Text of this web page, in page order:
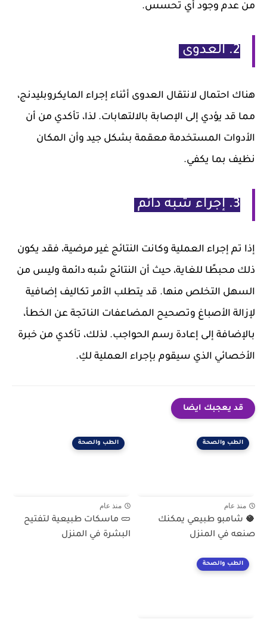
من عدم وجود أي تحسس.
2. العدوى
هناك احتمال لانتقال العدوى أثناء إجراء المايكروبليدنج،
مما قد يؤدي إلى الإصابة بالالتهابات. لذا، تأكدي من أن
الأدوات المستخدمة معقمة بشكل جيد وأن المكان
نظيف بما يكفي.
3. إجراء شبه دائم
إذا تم إجراء العملية وكانت النتائج غير مرضية، فقد يكون
ذلك محبطًا للغاية، حيث أن النتائج شبه دائمة وليس من
السهل التخلص منها. قد يتطلب الأمر تكاليف إضافية
لإزالة الأصباغ وتصحيح المضاعفات الناتجة عن الخطأ،
بالإضافة إلى إعادة رسم الحواجب. لذلك، تأكدي من خبرة
الأخصائي الذي سيقوم بإجراء العملية لكِ.
قد يعجبك ايضا
الطب والصحة
منذ عام
🥥 شامبو طبيعي يمكنك
صنعه في المنزل
الطب والصحة
منذ عام
🥒 ماسكات طبيعية لتفتيح
البشرة في المنزل
الطب والصحة